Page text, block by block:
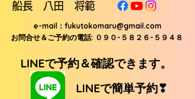
船長 八田 将範
e-mail： fukutokomaru@gmail.com
お問合せ＆ご予約の電話: ０９０-５８２６-５９４８
LINEで予約＆確認できます。
LINEで簡単予約❣